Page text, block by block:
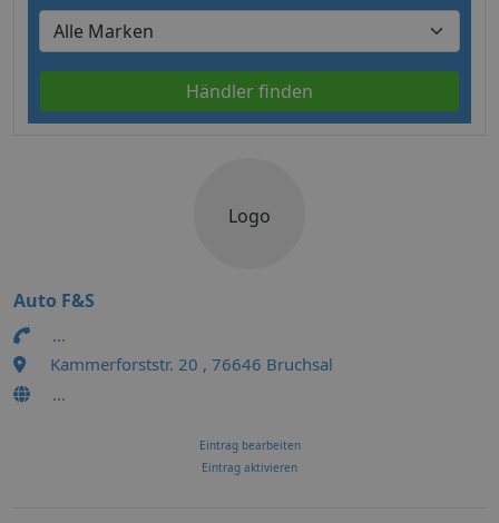
Händler finden
Logo
Auto F&S
...
Kammerforststr. 20 , 76646 Bruchsal
...
Eintrag bearbeiten
Eintrag aktivieren